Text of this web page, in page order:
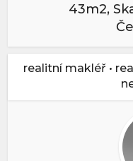
43m2,
realitní makléř •